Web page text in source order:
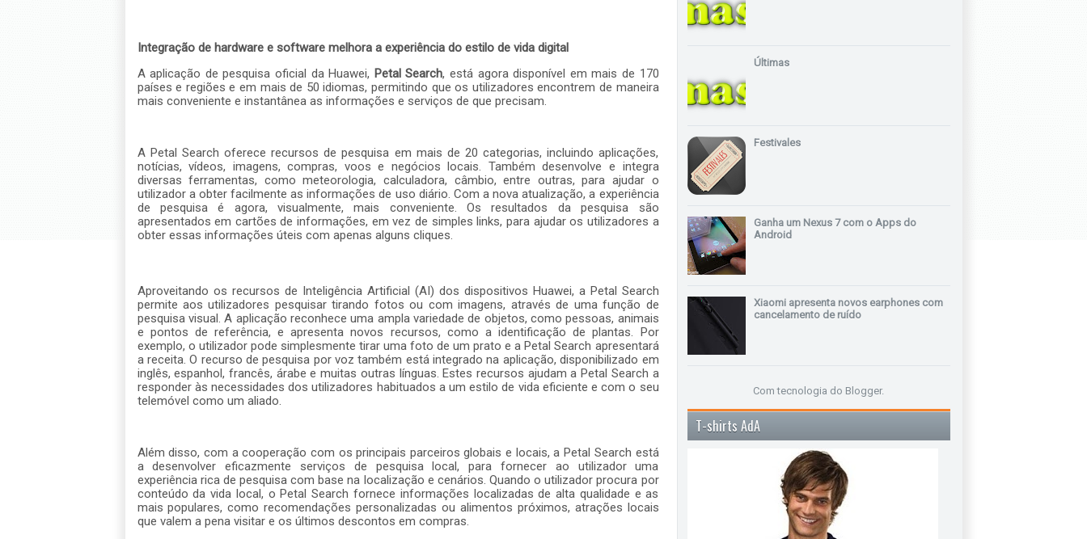
Integração de hardware e software melhora a experiência do estilo de vida digital
A aplicação de pesquisa oficial da Huawei, Petal Search, está agora disponível em mais de 170
países e regiões e em mais de 50 idiomas, permitindo que os utilizadores encontrem de maneira
mais conveniente e instantânea as informações e serviços de que precisam.
A Petal Search oferece recursos de pesquisa em mais de 20 categorias, incluindo aplicações,
notícias, vídeos, imagens, compras, voos e negócios locais. Também desenvolve e integra
diversas ferramentas, como meteorologia, calculadora, câmbio, entre outras, para ajudar o
utilizador a obter facilmente as informações de uso diário. Com a nova atualização, a experiência
de pesquisa é agora, visualmente, mais conveniente. Os resultados da pesquisa são
apresentados em cartões de informações, em vez de simples links, para ajudar os utilizadores a
obter essas informações úteis com apenas alguns cliques.
Aproveitando os recursos de Inteligência Artificial (AI) dos dispositivos Huawei, a Petal Search
permite aos utilizadores pesquisar tirando fotos ou com imagens, através de uma função de
pesquisa visual. A aplicação reconhece uma ampla variedade de objetos, como pessoas, animais
e pontos de referência, e apresenta novos recursos, como a identificação de plantas. Por
exemplo, o utilizador pode simplesmente tirar uma foto de um prato e a Petal Search apresentará
a receita. O recurso de pesquisa por voz também está integrado na aplicação, disponibilizado em
inglês, espanhol, francês, árabe e muitas outras línguas. Estes recursos ajudam a Petal Search a
responder às necessidades dos utilizadores habituados a um estilo de vida eficiente e com o seu
telemóvel como um aliado.
Além disso, com a cooperação com os principais parceiros globais e locais, a Petal Search está
a desenvolver eficazmente serviços de pesquisa local, para fornecer ao utilizador uma
experiência rica de pesquisa com base na localização e cenários. Quando o utilizador procura por
conteúdo da vida local, o Petal Search fornece informações localizadas de alta qualidade e as
mais populares, como recomendações personalizadas ou alimentos próximos, atrações locais
que valem a pena visitar e os últimos descontos em compras.
Últimas
Festivales
Ganha um Nexus 7 com o Apps do
Android
Xiaomi apresenta novos earphones com
cancelamento de ruído
Com tecnologia do Blogger.
T-shirts AdA